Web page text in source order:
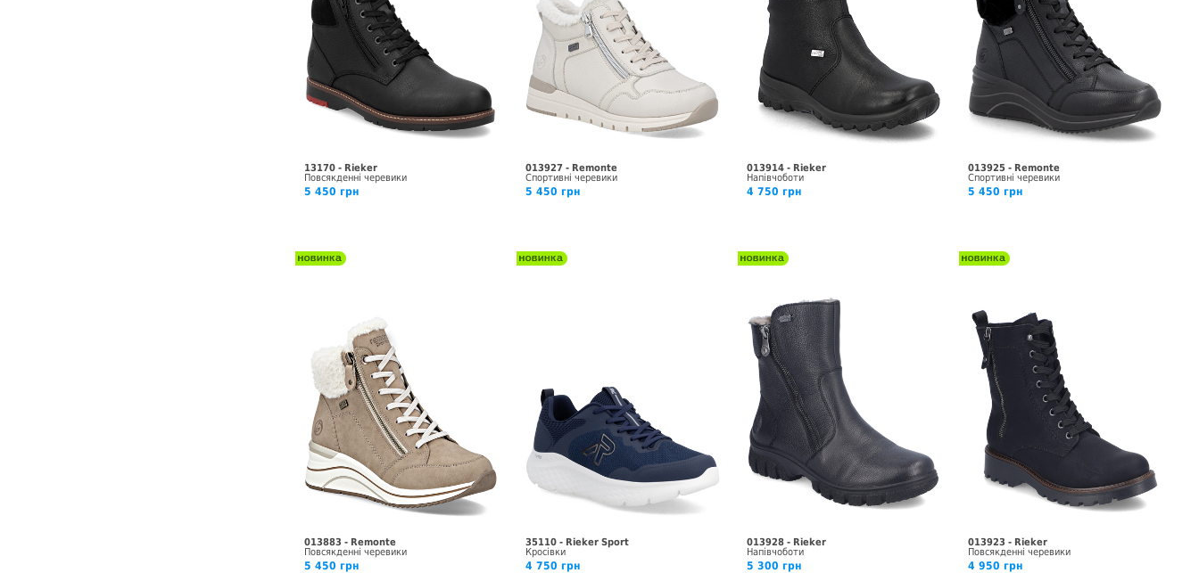
13170 - Rieker
Повсякденні черевики
5 450 грн
013927 - Remonte
Спортивні черевики
5 450 грн
013914 - Rieker
Напівчоботи
4 750 грн
013925 - Remonte
Спортивні черевики
5 450 грн
013883 - Remonte
Повсякденні черевики
5 450 грн
35110 - Rieker Sport
Кросівки
4 750 грн
013928 - Rieker
Напівчоботи
5 300 грн
013923 - Rieker
Повсякденні черевики
4 950 грн